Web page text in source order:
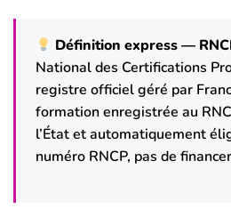
Définition express —
National des Certifications
registre officiel géré par
formation enregistrée au
l’État et automatiquement
numéro RNCP, pas de